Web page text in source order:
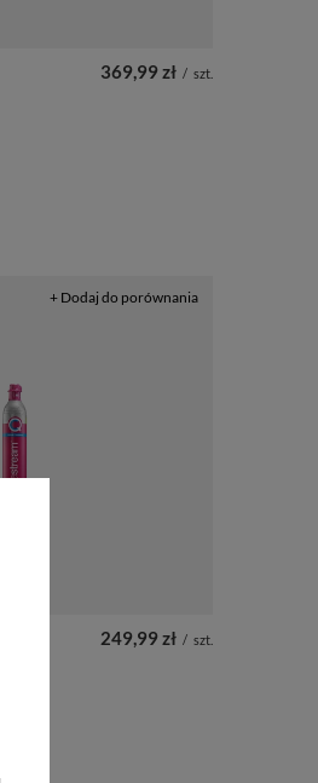
369,99 zł / szt.
249,99 zł / szt.
+ Dodaj do porównania